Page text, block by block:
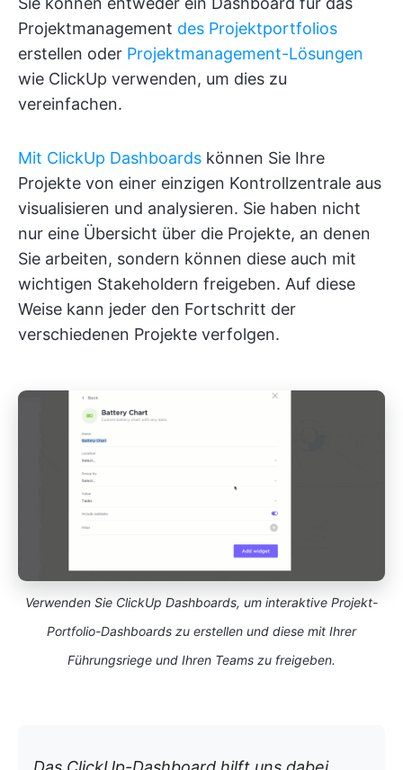
Projektmanagement des Projektportfolios
erstellen oder Projektmanagement-Lösungen
wie ClickUp verwenden, um dies zu
vereinfachen.
Mit ClickUp Dashboards können Sie Ihre
Projekte von einer einzigen Kontrollzentrale aus
visualisieren und analysieren. Sie haben nicht
nur eine Übersicht über die Projekte, an denen
Sie arbeiten, sondern können diese auch mit
wichtigen Stakeholdern freigeben. Auf diese
Weise kann jeder den Fortschritt der
verschiedenen Projekte verfolgen.
Verwenden Sie ClickUp Dashboards, um interaktive Projekt-
Portfolio-Dashboards zu erstellen und diese mit Ihrer
Führungsriege und Ihren Teams zu freigeben.